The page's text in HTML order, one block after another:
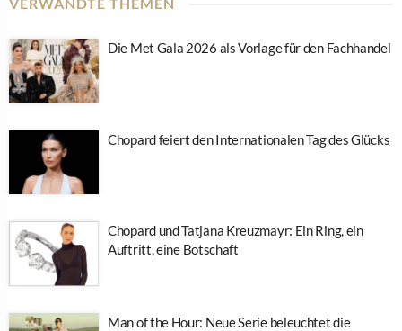
VERWANDTE THEMEN
Die Met Gala 2026 als Vorlage für den Fachhandel
Chopard feiert den Internationalen Tag des Glücks
Chopard und Tatjana Kreuzmayr: Ein Ring, ein
Auftritt, eine Botschaft
Man of the Hour: Neue Serie beleuchtet die